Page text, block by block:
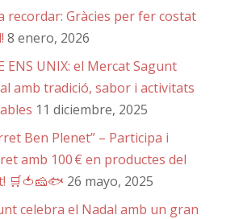
recordar: Gràcies per fer costat
8 enero, 2026
ENS UNIX: el Mercat Sagunt
amb tradició, sabor i activitats
11 diciembre, 2025
Ben Plenet” – Participa i
amb 100 € en productes del
🛒🍅🧀🐟 26 mayo, 2025
celebra el Nadal amb un gran